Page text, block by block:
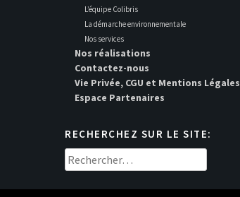
L’équipe Colibris
La démarche environnementale
Nos services
Nos réalisations
Contactez-nous
Vie Privée, CGU et Mentions Légales
Espace Partenaires
RECHERCHEZ SUR LE SITE:
Rechercher :